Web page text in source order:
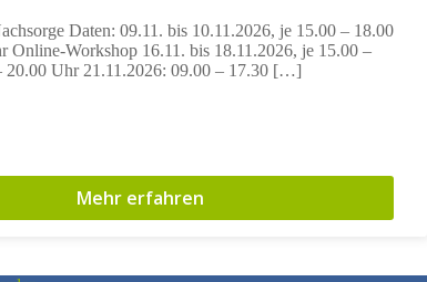
Daten: 09.11. bis 10.11.2026, je 15.00 – 18.00
Workshop 16.11. bis 18.11.2026, je 15.00 –
20.00 Uhr 21.11.2026: 09.00 – 17.30 […]
Mehr erfahren